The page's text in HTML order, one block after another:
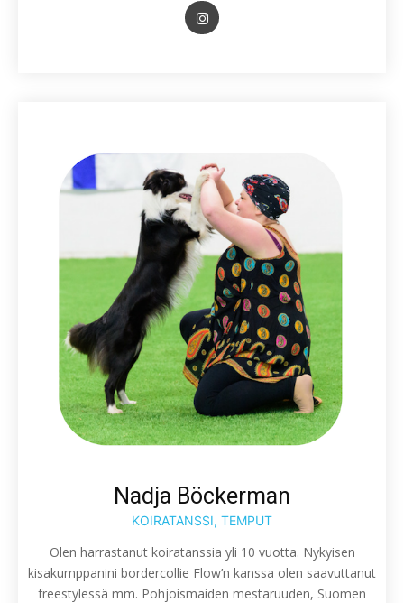
Nadja Böckerman
KOIRATANSSI, TEMPUT
Olen harrastanut koiratanssia yli 10 vuotta. Nykyisen
kisakumppanini bordercollie Flow’n kanssa olen saavuttanut
freestylessä mm. Pohjoismaiden mestaruuden, Suomen